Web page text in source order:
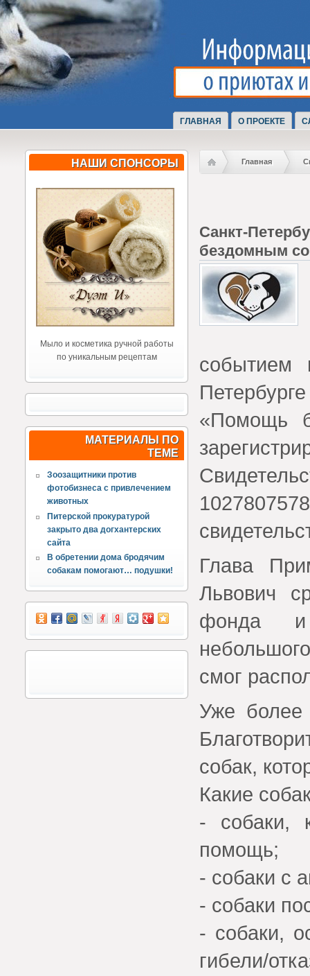
ГЛАВНАЯ О ПРОЕКТЕ
НАШИ СПОНСОРЫ
Мыло и косметика ручной работы
по уникальным рецептам
МАТЕРИАЛЫ ПО
ТЕМЕ
Зоозащитники против
фотобизнеса с привлечением
животных
Питерской прокуратурой
закрыто два догхантерских
сайта
В обретении дома бродячим
собакам помогают… подушки!
Главная
Санкт-
бездомным
«Помощь
Глава
Львович
фонда и
смог
Уже более
собак,
Какие
- собаки,
помощь;
- собаки с
- собаки
- собаки,
гибели/